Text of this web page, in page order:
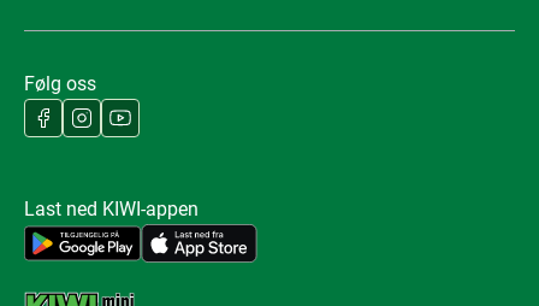
Følg oss
Last ned KIWI-appen